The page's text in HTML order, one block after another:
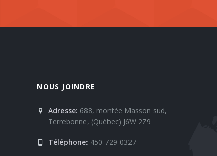
NOUS JOINDRE
Adresse: 688, montée Masson sud,
Terrebonne, (Québec) J6W 2Z9
Téléphone: 450-729-0327